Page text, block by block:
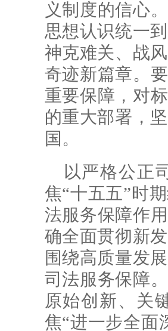
义制度的信心
思想认识统一
神克难关、战
奇迹新篇章。
重要保障，对
的重大部署，
国。
以严格公正
焦“十五五”时
法服务保障作
确全面贯彻新
围绕高质量发
司法服务保障
原始创新、关
焦“进一步全面